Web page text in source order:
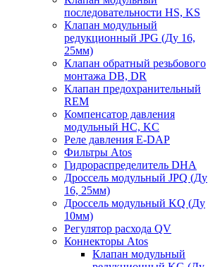
последовательности HS, KS
Клапан модульный
редукционный JPG (Ду 16,
25мм)
Клапан обратный резьбового
монтажа DB, DR
Клапан предохранительный
REM
Компенсатор давления
модульный HC, KC
Реле давления E-DAP
Фильтры Atos
Гидрораспределитель DHA
Дроссель модульный JPQ (Ду
16, 25мм)
Дроссель модульный KQ (Ду
10мм)
Регулятор расхода QV
Коннекторы Atos
Клапан модульный